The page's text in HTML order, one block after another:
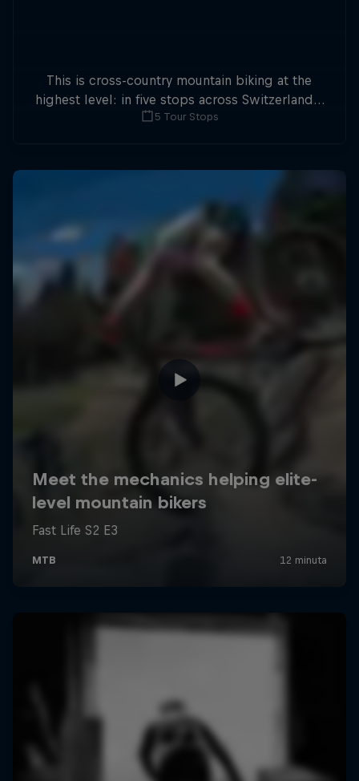
This is cross-country mountain biking at the
highest level: in five stops across Switzerland a
field of international athletes will race for the
5 Tour Stops